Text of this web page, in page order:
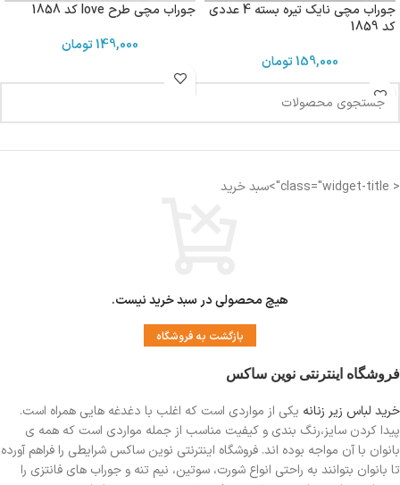
جوراب مچی نایک تیره بسته 4 عددی
کد 1859
159,000تومان
جوراب مچی طرح love کد 1858
149,000تومان
< class="widget-title">سبد خرید
هیچ محصولی در سبد خرید نیست.
بازگشت به فروشگاه
فروشگاه اینترنتی نوین ساکس
خرید لباس زیر زنانه یکی از مواردی است که اغلب با دغدغه هایی همراه است.
پیدا کردن سایز،رنگ بندی و کیفیت مناسب از جمله مواردی است که همه ی
بانوان با آن مواجه بوده اند. فروشگاه اینترنتی نوین ساکس شرایطی را فراهم آورده
تا بانوان بتوانند به راحتی انواع شورت، سوتین، نیم تنه و جوراب های فانتزی را